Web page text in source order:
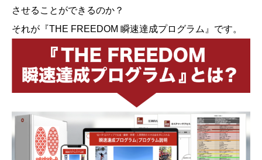
させることができるのか？
それが『THE FREEDOM 瞬速達成プログラム』です。